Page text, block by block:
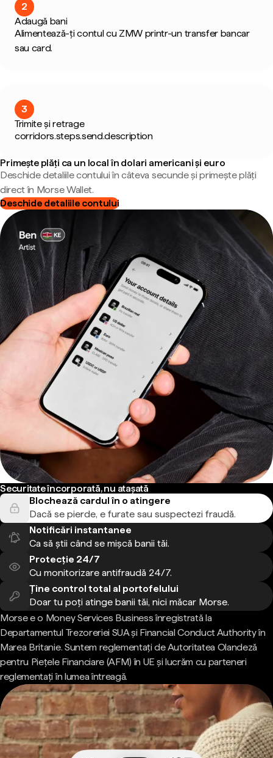
2
Adaugă bani
Alimentează-ți contul cu ZMW printr-un transfer bancar
sau card.
3
Trimite și retrage
corridors.steps.send.description
Primește plăți ca un local în dolari americani și euro
Deschide detaliile contului în câteva secunde și primește plăți
direct în Morse Wallet.
Deschide detaliile contului
Securitate încorporată, nu atașată
Blochează cardul în o atingere
Dacă se pierde, e furate sau suspectezi fraudă.
Notificări instantanee
Ca să știi când se mișcă banii tăi.
Protecție 24/7
Cu monitorizare antifraudă 24/7.
Ține control total al portofelului
Doar tu poți atinge banii tăi, nici măcar Morse.
Morse e o Money Services Business înregistrată la
Departamentul Trezoreriei SUA și Financial Conduct Authority în
Marea Britanie. Suntem reglementați de Autoritatea Olandeză
pentru Piețele Financiare (AFM) în UE și lucrăm cu parteneri
reglementați în lumea întreagă.